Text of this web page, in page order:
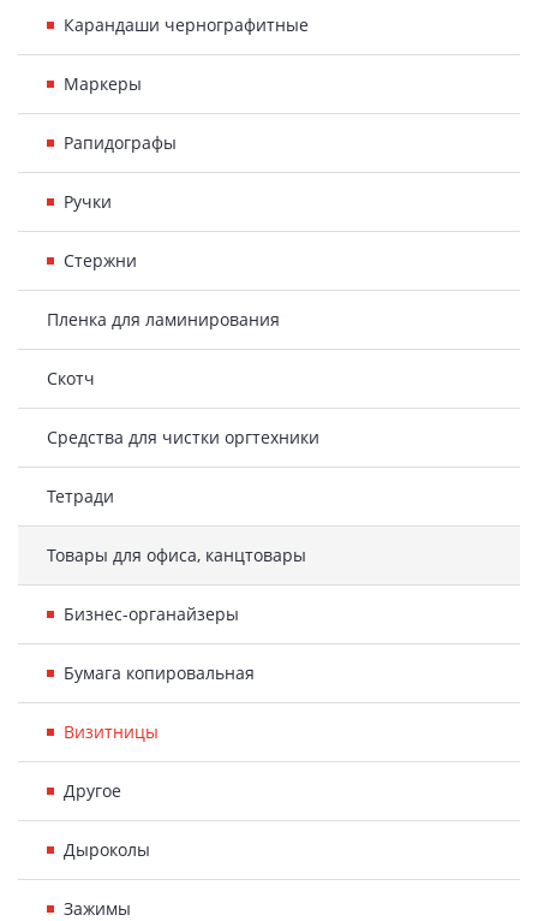
Карандаши чернографитные
Маркеры
Рапидографы
Ручки
Стержни
Пленка для ламинирования
Скотч
Средства для чистки оргтехники
Тетради
Товары для офиса, канцтовары
Бизнес-органайзеры
Бумага копировальная
Визитницы
Другое
Дыроколы
Зажимы